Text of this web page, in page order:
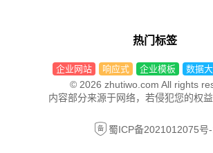
热门标签
企业网站 响应式 企业模板 数据
© 2026 zhutiwo.com All rights
内容部分来源于网络，若侵犯您的权
蜀ICP备2021012075号